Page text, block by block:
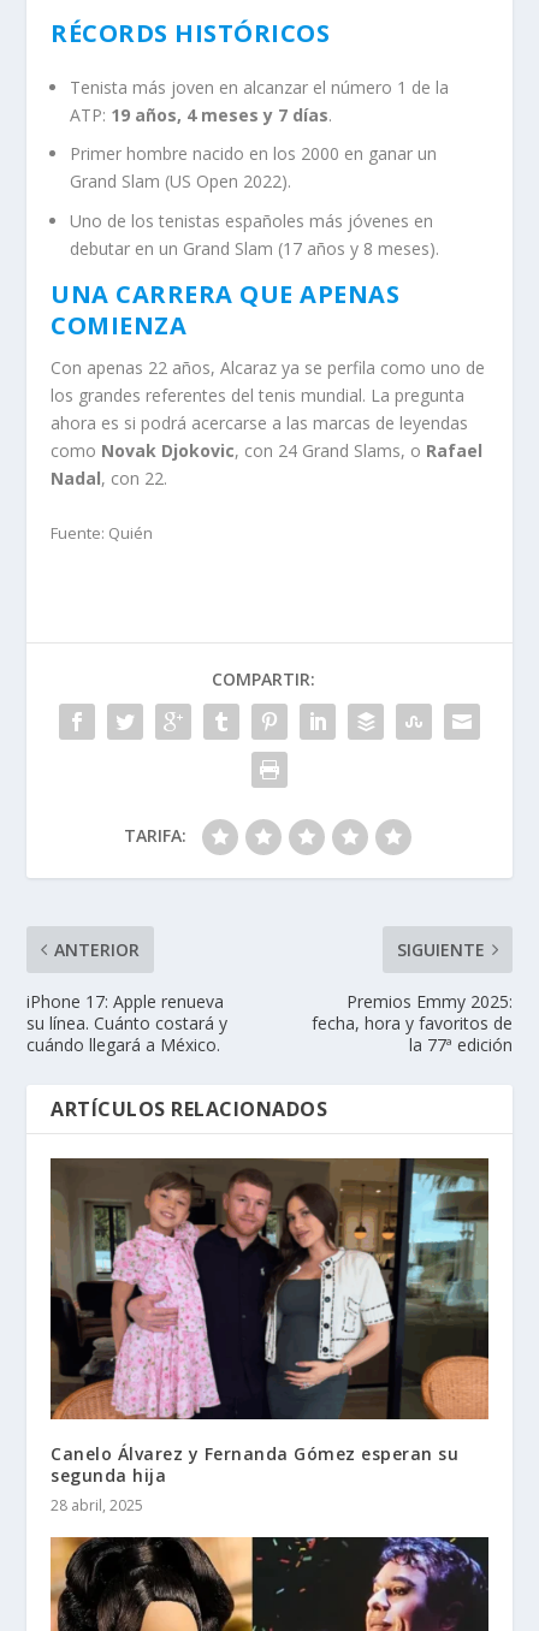
RÉCORDS HISTÓRICOS
Tenista más joven en alcanzar el número 1 de la
ATP: 19 años, 4 meses y 7 días.
Primer hombre nacido en los 2000 en ganar un
Grand Slam (US Open 2022).
Uno de los tenistas españoles más jóvenes en
debutar en un Grand Slam (17 años y 8 meses).
UNA CARRERA QUE APENAS
COMIENZA
Con apenas 22 años, Alcaraz ya se perfila como uno de
los grandes referentes del tenis mundial. La pregunta
ahora es si podrá acercarse a las marcas de leyendas
como Novak Djokovic, con 24 Grand Slams, o Rafael
Nadal, con 22.
Fuente: Quién
COMPARTIR:
TARIFA:
ANTERIOR
iPhone 17: Apple renueva
su línea. Cuánto costará y
cuándo llegará a México.
SIGUIENTE
Premios Emmy 2025:
fecha, hora y favoritos de
la 77ª edición
ARTÍCULOS RELACIONADOS
Canelo Álvarez y Fernanda Gómez esperan su
segunda hija
28 abril, 2025